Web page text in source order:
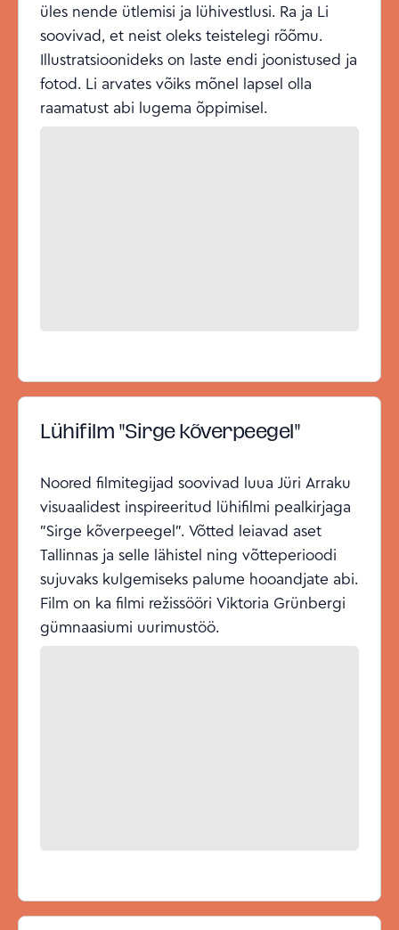
üles nende ütlemisi ja lühivestlusi. Ra ja Li
soovivad, et neist oleks teistelegi rõõmu.
Illustratsioonideks on laste endi joonistused ja
fotod. Li arvates võiks mõnel lapsel olla
raamatust abi lugema õppimisel.
Lühifilm "Sirge kõverpeegel"
Noored filmitegijad soovivad luua Jüri Arraku
visuaalidest inspireeritud lühifilmi pealkirjaga
"Sirge kõverpeegel". Võtted leiavad aset
Tallinnas ja selle lähistel ning võtteperioodi
sujuvaks kulgemiseks palume hooandjate abi.
Film on ka filmi režissööri Viktoria Grünbergi
gümnaasiumi uurimustöö.